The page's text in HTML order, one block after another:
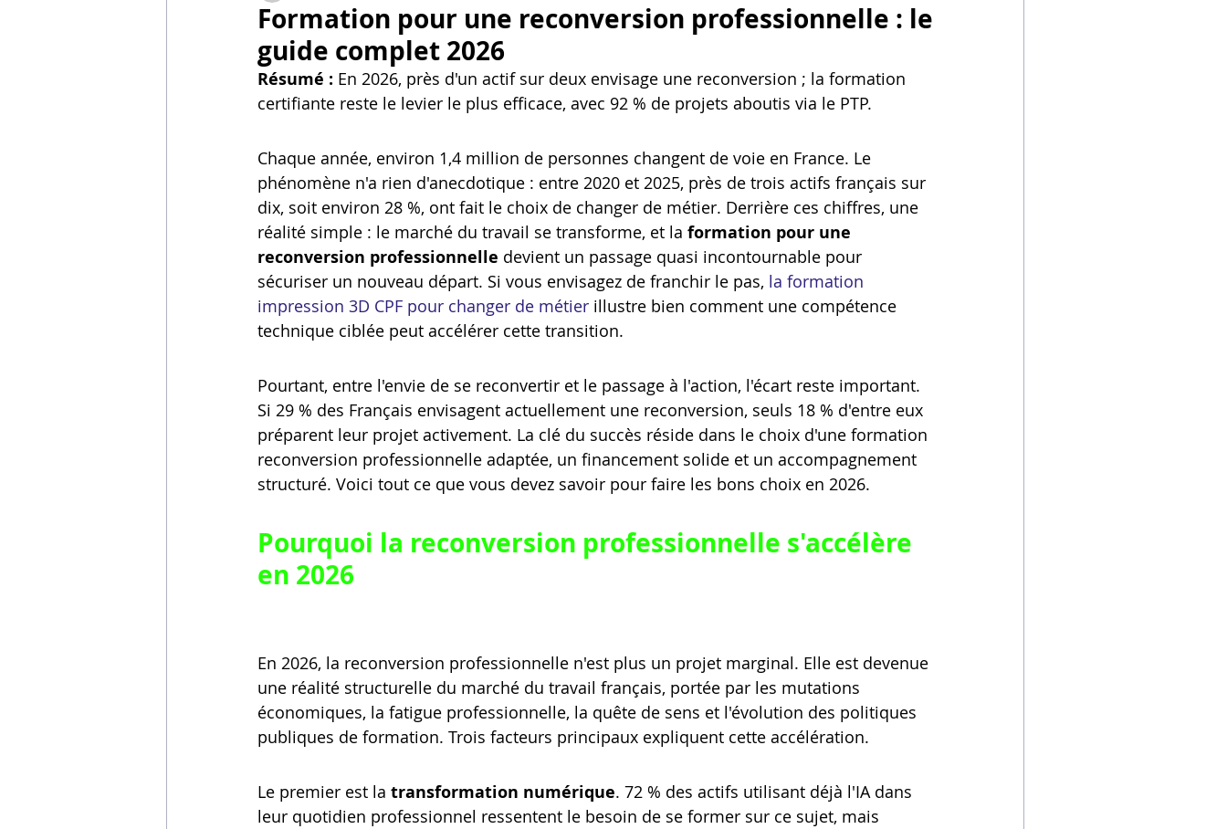
Formation impresssion 3D formation CPF
Formation pour une reconversion professionnelle : le
guide complet 2026
Résumé : En 2026, près d'un actif sur deux envisage une reconversion ; la formation
certifiante reste le levier le plus efficace, avec 92 % de projets aboutis via le PTP.
Chaque année, environ 1,4 million de personnes changent de voie en France. Le
phénomène n'a rien d'anecdotique : entre 2020 et 2025, près de trois actifs français sur
dix, soit environ 28 %, ont fait le choix de changer de métier. Derrière ces chiffres, une
réalité simple : le marché du travail se transforme, et la formation pour une
reconversion professionnelle devient un passage quasi incontournable pour
sécuriser un nouveau départ. Si vous envisagez de franchir le pas, la formation
impression 3D CPF pour changer de métier illustre bien comment une compétence
technique ciblée peut accélérer cette transition.
Pourtant, entre l'envie de se reconvertir et le passage à l'action, l'écart reste important.
Si 29 % des Français envisagent actuellement une reconversion, seuls 18 % d'entre eux
préparent leur projet activement. La clé du succès réside dans le choix d'une formation
reconversion professionnelle adaptée, un financement solide et un accompagnement
structuré. Voici tout ce que vous devez savoir pour faire les bons choix en 2026.
Pourquoi la reconversion professionnelle s'accélère
en 2026
En 2026, la reconversion professionnelle n'est plus un projet marginal. Elle est devenue
une réalité structurelle du marché du travail français, portée par les mutations
économiques, la fatigue professionnelle, la quête de sens et l'évolution des politiques
publiques de formation. Trois facteurs principaux expliquent cette accélération.
Le premier est la transformation numérique. 72 % des actifs utilisant déjà l'IA dans
leur quotidien professionnel ressentent le besoin de se former sur ce sujet, mais